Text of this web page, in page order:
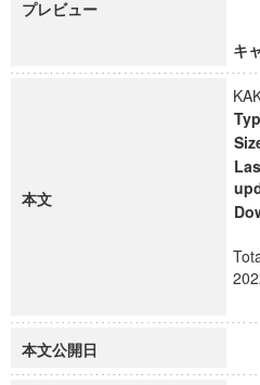
プレビュー
キ
本文
本文公開日